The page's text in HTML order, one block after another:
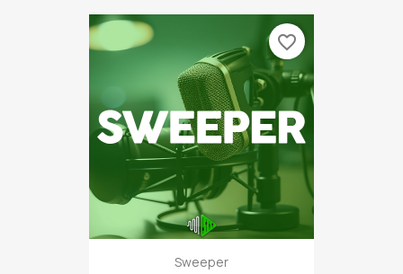
Sweeper
favorite_border